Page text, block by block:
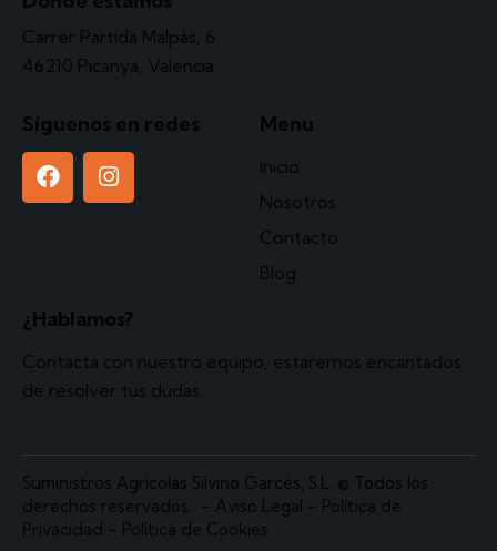
Carrer Partida Malpàs, 6
46210 Picanya, Valencia
Síguenos en redes Menu
Inicio
Nosotros
Contacto
Blog
¿Hablamos?
Contacta con nuestro equipo, estaremos encantados
de resolver tus dudas.
Suministros Agrícolas Silvino Garcés, S.L. © Todos los
derechos reservados. – Aviso Legal – Política de
Privacidad – Política de Cookies